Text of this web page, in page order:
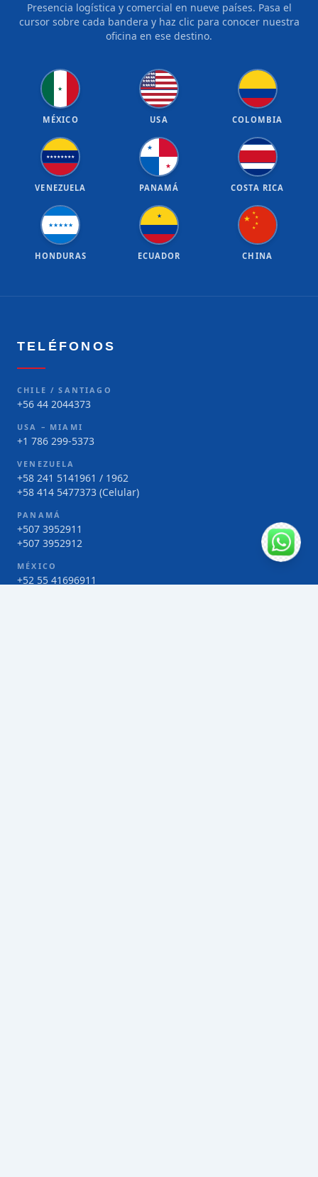
Presencia logística y comercial en nueve países. Pasa el
cursor sobre cada bandera y haz clic para conocer nuestra
oficina en ese destino.
★
MÉXICO
★★★★★
★★★★★
★★★★★
★★★★★
USA COLOMBIA
★★★★★★★★
VENEZUELA
★
★
PANAMÁ COSTA RICA
★★★★★
HONDURAS
★
ECUADOR
★
★
★
★
★
CHINA
TELÉFONOS
CHILE / SANTIAGO
+56 44 2044373
USA – MIAMI
+1 786 299-5373
VENEZUELA
+58 241 5141961 / 1962
+58 414 5477373 (Celular)
PANAMÁ
+507 3952911
+507 3952912
MÉXICO
+52 55 41696911